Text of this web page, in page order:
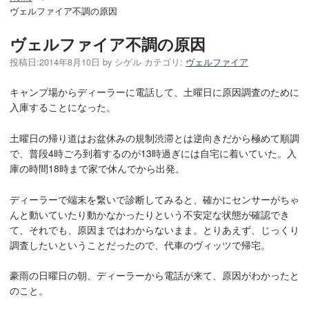
ヴェルファイア不調の原因
ヴェルファイア不調の原因
投稿日:2014年8月10日 by シゲル カテゴリ: ヴェルファイア
キャンプ場からディーラーに電話して、土曜日に原因調査のために
入庫することになった。
土曜日の帰り道はお盆休みの規制渋滞とは逆向きだから極めて順調
で、普段4時ごろ到着するのが13時過ぎには自宅に着いていた。入
庫の時間18時まで家で休んでから出発。
ディーラーで端末を繋いで診断してみると、確かにセンサーがちゃ
んと動いていたり動かなかったりという不安定な状態が確認でき
て、それでも、原因まではわからないまま。とりあえず、じっくり
調査したいということだったので、代車のヴィッツで帰宅。
豪雨の日曜日の朝、ディーラーから電話が来て、原因がわかったと
のこと。